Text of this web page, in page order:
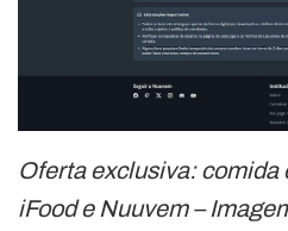
Oferta exclusiva: comida
iFood e Nuuvem –